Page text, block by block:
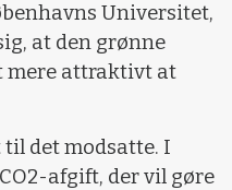
Universitet,
at den grønne
mere attraktivt at
det modsatte. I
afgift, der vil gøre